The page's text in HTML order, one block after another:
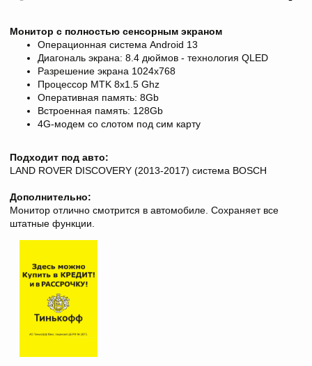
Монитор с полностью сенсорным экраном
Операционная система Android 13
Диагональ экрана: 8.4 дюймов - технология QLED
Разрешение экрана 1024х768
Процессор MTK 8x1.5 Ghz
Оперативная память: 8Gb
Встроенная память: 128Gb
4G-модем со слотом под сим карту
Подходит под авто:
LAND ROVER DISCOVERY (2013-2017) система BOSCH
Дополнительно:
Монитор отлично смотрится в автомобиле. Сохраняет все
штатные функции.